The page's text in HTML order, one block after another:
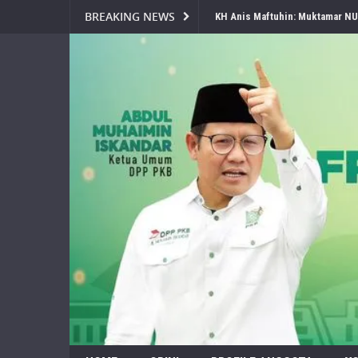
BREAKING NEWS KH Anis Maftuhin: Muktamar